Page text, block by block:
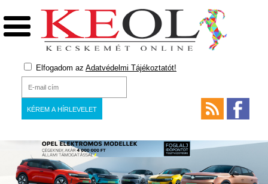
Elfogadom az Adatvédelmi Tájékoztatót!